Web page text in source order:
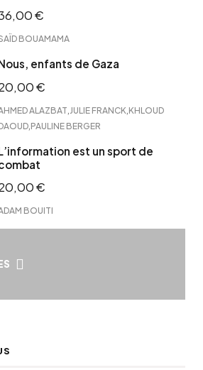
€
BOUAMAMA
enfants de Gaza
€
ALAZBAT JULIE FRANCK KHLOUD
PAULINE BERGER
est un sport de
€
BOUITI